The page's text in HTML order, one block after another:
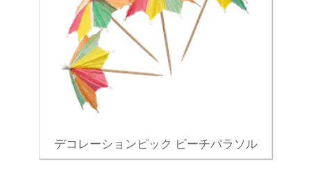
デコレーションピック ビーチパラソル